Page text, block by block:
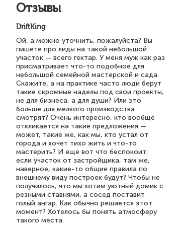
Отзывы
DriftKing
Ой, а можно уточнить, пожалуйста? Вы
пишете про лиды на такой небольшой
участок — всего гектар. У меня муж как раз
присматривает что-то подобное для
небольшой семейной мастерской и сада.
Скажите, а на практике часто люди берут
такие скромные наделы под свои проекты,
не для бизнеса, а для души? Или это
больше для мелкого производства
смотрят? Очень интересно, кто вообще
откликается на такие предложения —
может, такие же, как мы, кто устал от
города и хочет тихо жить и что-то
мастерить? И еще вот что беспокоит:
если участок от застройщика, там же,
наверное, какие-то общие правила по
внешнему виду построек будут? Чтобы не
получилось, что мы хотим уютный домик с
резными ставнями, а сосед поставит
голый ангар. Как обычно решается этот
момент? Хотелось бы понять атмосферу
такого места.